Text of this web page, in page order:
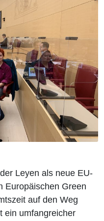
Leyen als neue EU-
Europäischen Green
auf den Weg
ein umfangreicher